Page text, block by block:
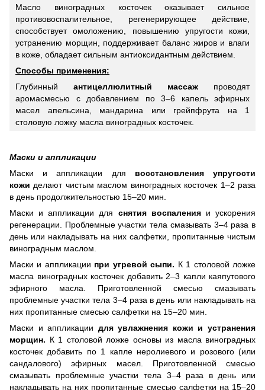
Масло виноградных косточек оказывает сильное
противовоспалительное, регенерирующее действие,
способствует омоложению, повышению упругости кожи,
устранению морщин, поддерживает баланс жиров и влаги
в коже, обладает сильным антиоксидантным действием.
Способы применения:
Глубинный антицеллюлитный массаж проводят
аромасмесью с добавлением по 3–6 капель эфирных
масел апельсина, мандарина или грейпфрута на 1
столовую ложку масла виноградных косточек.
Маски и аппликации
Маски и аппликации для восстановления упругости
кожи делают чистым маслом виноградных косточек 1–2 раза
в день продолжительностью 15–20 мин.
Маски и аппликации для снятия воспаленияи ускорения
регенерации. Проблемные участки тела смазывать 3–4 раза в
день или накладывать на них салфетки, пропитанные чистым
виноградным маслом.
Маски и аппликации при угревой сыпи. К 1 столовой ложке
масла виноградных косточек добавить 2–3 капли каяпутового
эфирного масла. Приготовленной смесью смазывать
проблемные участки тела 3–4 раза в день или накладывать на
них пропитанные смесью салфетки на 15–20 мин.
Маски и аппликации для увлажнения кожи и устранения
морщин. К 1 столовой ложке основы из масла виноградных
косточек добавить по 1 капле неролиевого и розового (или
сандалового) эфирных масел. Приготовленной смесью
смазывать проблемные участки тела 3–4 раза в день или
накладывать на них пропитанные смесью салфетки на 15–20